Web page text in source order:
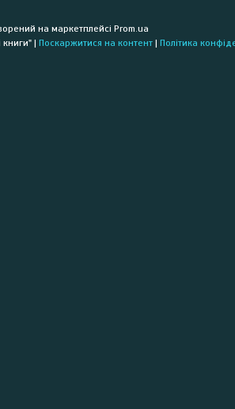
на маркетплейсі Prom.ua
Книжковий інтернет-магазин "Кращі книги" | Поскаржитися на контент | Політика